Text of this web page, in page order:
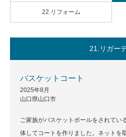
22.リフォーム
21.リガー
バスケットコート
2025年8月
山口県山口市
ご家族がバスケットボールをされてい
体してコートを作りました。ネットを